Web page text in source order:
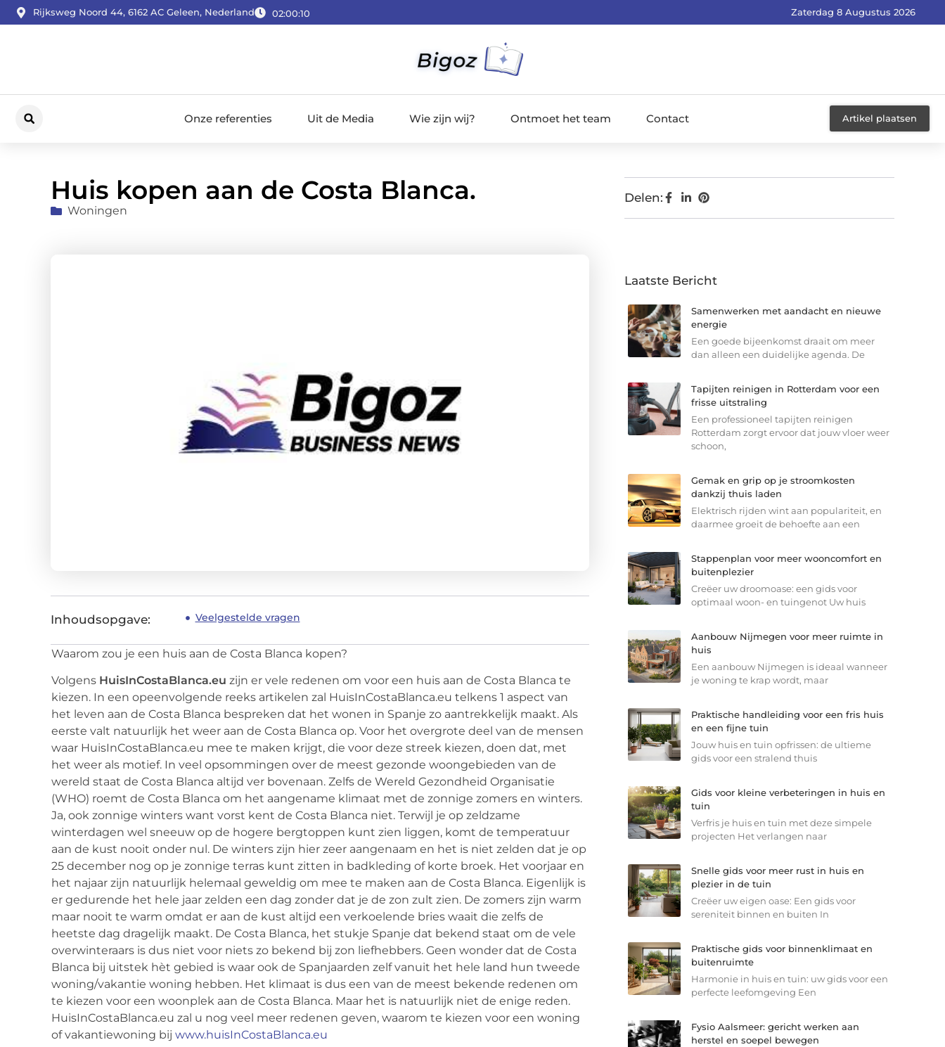
Rijksweg Noord 44, 6162 AC Geleen, Nederland 02:00:11 Zaterdag 8 Augustus 2026
Onze referenties Uit de Media Wie zijn wij? Ontmoet het team Contact Artikel plaatsen
Huis kopen aan de Costa Blanca.
Woningen
Inhoudsopgave: Veelgestelde vragen
Waarom zou je een huis aan de Costa Blanca kopen?
Volgens HuisInCostaBlanca.eu zijn er vele redenen om voor een huis aan de Costa Blanca te
kiezen. In een opeenvolgende reeks artikelen zal HuisInCostaBlanca.eu telkens 1 aspect van
het leven aan de Costa Blanca bespreken dat het wonen in Spanje zo aantrekkelijk maakt. Als
eerste valt natuurlijk het weer aan de Costa Blanca op. Voor het overgrote deel van de mensen
waar HuisInCostaBlanca.eu mee te maken krijgt, die voor deze streek kiezen, doen dat, met
het weer als motief. In veel opsommingen over de meest gezonde woongebieden van de
wereld staat de Costa Blanca altijd ver bovenaan. Zelfs de Wereld Gezondheid Organisatie
(WHO) roemt de Costa Blanca om het aangename klimaat met de zonnige zomers en winters.
Ja, ook zonnige winters want vorst kent de Costa Blanca niet. Terwijl je op zeldzame
winterdagen wel sneeuw op de hogere bergtoppen kunt zien liggen, komt de temperatuur
aan de kust nooit onder nul. De winters zijn hier zeer aangenaam en het is niet zelden dat je op
25 december nog op je zonnige terras kunt zitten in badkleding of korte broek. Het voorjaar en
het najaar zijn natuurlijk helemaal geweldig om mee te maken aan de Costa Blanca. Eigenlijk is
er gedurende het hele jaar zelden een dag zonder dat je de zon zult zien. De zomers zijn warm
maar nooit te warm omdat er aan de kust altijd een verkoelende bries waait die zelfs de
heetste dag dragelijk maakt. De Costa Blanca, het stukje Spanje dat bekend staat om de vele
overwinteraars is dus niet voor niets zo bekend bij zon liefhebbers. Geen wonder dat de Costa
Blanca bij uitstek hèt gebied is waar ook de Spanjaarden zelf vanuit het hele land hun tweede
woning/vakantie woning hebben. Het klimaat is dus een van de meest bekende redenen om
te kiezen voor een woonplek aan de Costa Blanca. Maar het is natuurlijk niet de enige reden.
HuisInCostaBlanca.eu zal u nog veel meer redenen geven, waarom te kiezen voor een woning
of vakantiewoning bij www.huisInCostaBlanca.eu
Delen:
Laatste Bericht
Samenwerken met aandacht en nieuwe
energie
Een goede bijeenkomst draait om meer
dan alleen een duidelijke agenda. De
Tapijten reinigen in Rotterdam voor een
frisse uitstraling
Een professioneel tapijten reinigen
Rotterdam zorgt ervoor dat jouw vloer weer
schoon,
Gemak en grip op je stroomkosten
dankzij thuis laden
Elektrisch rijden wint aan populariteit, en
daarmee groeit de behoefte aan een
Stappenplan voor meer wooncomfort en
buitenplezier
Creëer uw droomoase: een gids voor
optimaal woon- en tuingenot Uw huis
Aanbouw Nijmegen voor meer ruimte in
huis
Een aanbouw Nijmegen is ideaal wanneer
je woning te krap wordt, maar
Praktische handleiding voor een fris huis
en een fijne tuin
Jouw huis en tuin opfrissen: de ultieme
gids voor een stralend thuis
Gids voor kleine verbeteringen in huis en
tuin
Verfris je huis en tuin met deze simpele
projecten Het verlangen naar
Snelle gids voor meer rust in huis en
plezier in de tuin
Creëer uw eigen oase: Een gids voor
sereniteit binnen en buiten In
Praktische gids voor binnenklimaat en
buitenruimte
Harmonie in huis en tuin: uw gids voor een
perfecte leefomgeving Een
Fysio Aalsmeer: gericht werken aan
herstel en soepel bewegen